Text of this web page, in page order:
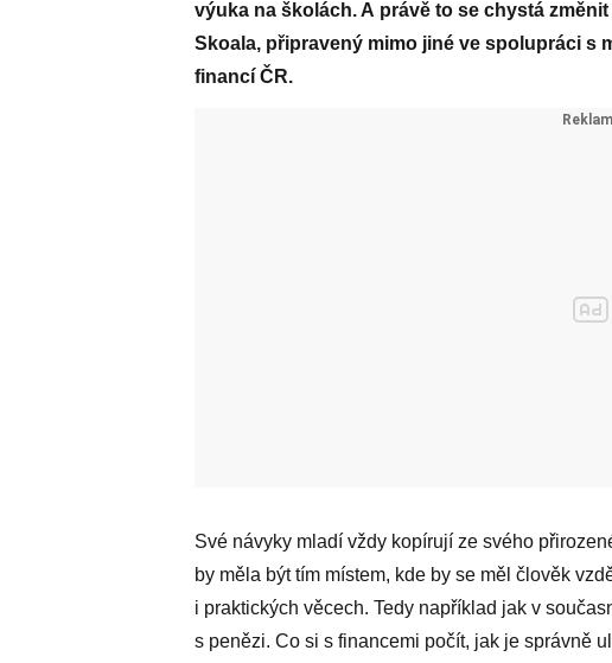
výuka na školách. A právě to se chystá
Skoala, připravený mimo jiné ve spolupráci s
financí ČR.
Své návyky mladí vždy kopírují ze svého
by měla být tím místem, kde by se měl člověk
i praktických věcech. Tedy například jak v
s penězi. Co si s financemi počít, jak je správně